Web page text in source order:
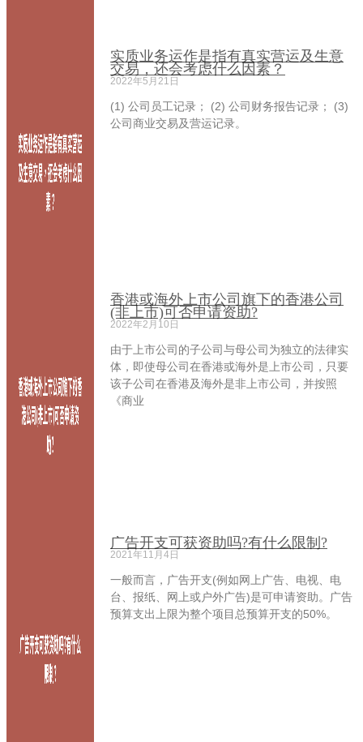
实质业务运作是指有真实营运及生意
交易，还会考虑什么因素？
2022年5月21日
(1) 公司员工记录； (2) 公司财务报告记录； (3)
公司商业交易及营运记录。
香港或海外上市公司旗下的香港公司
(非上市)可否申请资助?
2022年2月10日
由于上市公司的子公司与母公司为独立的法律实
体，即使母公司在香港或海外是上市公司，只要
该子公司在香港及海外是非上市公司，并按照
《商业
广告开支可获资助吗?有什么限制?
2021年11月4日
一般而言，广告开支(例如网上广告、电视、电
台、报纸、网上或户外广告)是可申请资助。广告
预算支出上限为整个项目总预算开支的50%。